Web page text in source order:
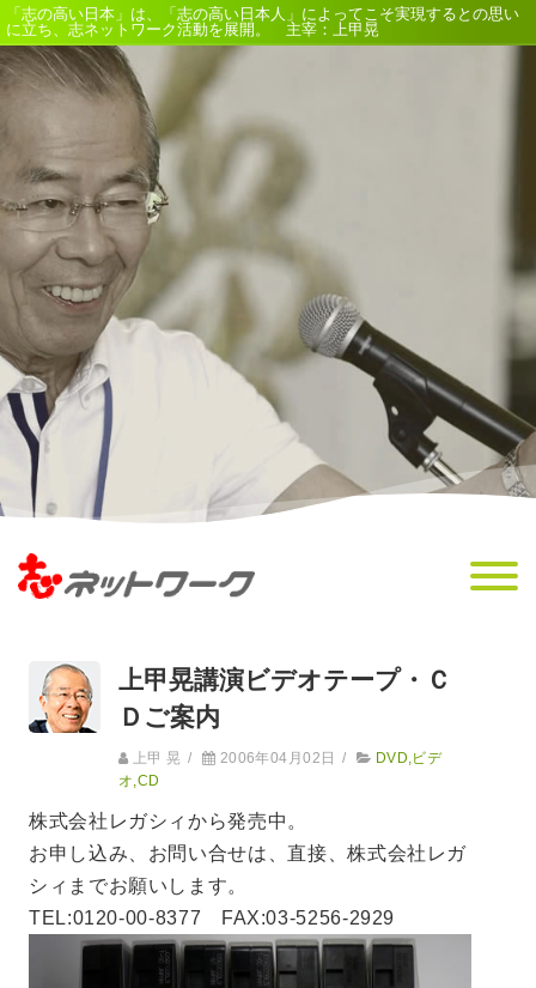
「志の高い日本」は、「志の高い日本人」によってこそ実現するとの思い
に立ち、志ネットワーク活動を展開。 主宰：上甲晃
上甲晃講演ビデオテープ・Ｃ
Ｄご案内
上甲 晃 / 2006年04月02日 /
DVD,ビデ
オ,CD
株式会社レガシィから発売中。
お申し込み、お問い合せは、直接、株式会社レガ
シィまでお願いします。
TEL:0120-00-8377 FAX:03-5256-2929